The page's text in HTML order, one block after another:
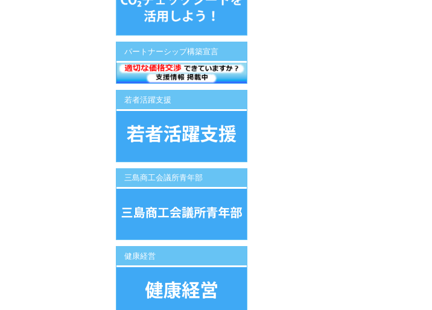
パートナーシップ構築宣言
若者活躍支援
三島商工会議所青年部
健康経営